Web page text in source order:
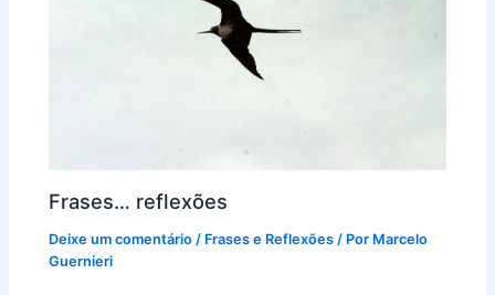
Frases… reflexões
Deixe um comentário / Frases e Reflexões / Por Marcelo
Guernieri